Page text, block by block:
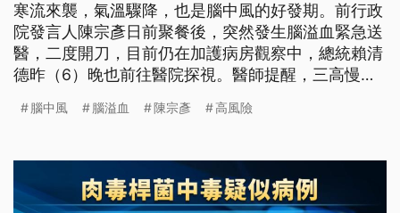
寒流來襲，氣溫驟降，也是腦中風的好發期。前行政
院發言人陳宗彥日前聚餐後，突然發生腦溢血緊急送
醫，二度開刀，目前仍在加護病房觀察中，總統賴清
德昨（6）晚也前往醫院探視。醫師提醒，三高慢性
腦中風 腦溢血 陳宗彥 高風險